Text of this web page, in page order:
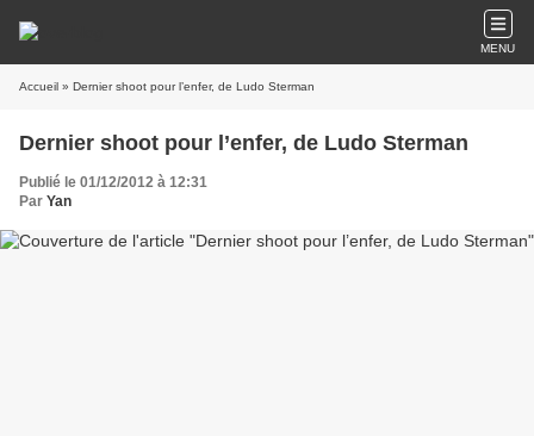
MENU
Accueil » Dernier shoot pour l’enfer, de Ludo Sterman
Dernier shoot pour l’enfer, de Ludo Sterman
Publié le 01/12/2012 à 12:31
Par Yan